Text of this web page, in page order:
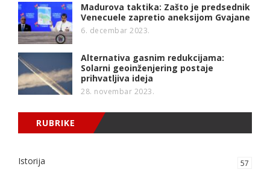
Madurova taktika: Zašto je predsednik
Venecuele zapretio aneksijom Gvajane
6. decembar 2023.
Alternativa gasnim redukcijama:
Solarni geoinženjering postaje
prihvatljiva ideja
28. novembar 2023.
RUBRIKE
Istorija 57